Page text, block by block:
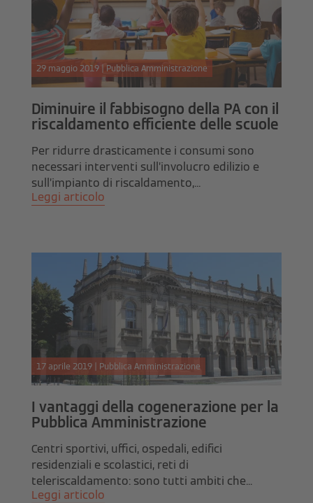
29 maggio 2019 | Pubblica Amministrazione
Diminuire il fabbisogno della PA con il
riscaldamento efficiente delle scuole
Per ridurre drasticamente i consumi sono
necessari interventi sull’involucro edilizio e
sull’impianto di riscaldamento,...
Leggi articolo
17 aprile 2019 | Pubblica Amministrazione
I vantaggi della cogenerazione per la
Pubblica Amministrazione
Centri sportivi, uffici, ospedali, edifici
residenziali e scolastici, reti di
teleriscaldamento: sono tutti ambiti che...
Leggi articolo